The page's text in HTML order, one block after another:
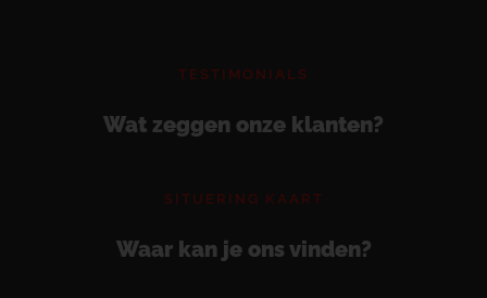
TESTIMONIALS
Wat zeggen onze klanten?
SITUERING KAART
Waar kan je ons vinden?